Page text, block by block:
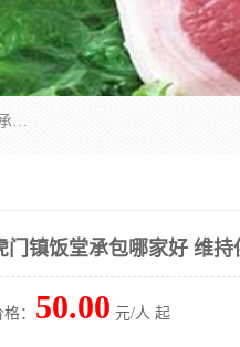
东莞市康隆膳食管理有限公司主要从事：蔬菜配送、食堂承包、企业工厂食堂承包、机关单位食堂承包、调味品配送、粮油配送、干货配送、副食配送、水果配送、海鲜配送等业务，东莞蔬菜配送电话，咨询在线客服。
门镇饭堂承包哪家好 维
： 50.00 元/人 起